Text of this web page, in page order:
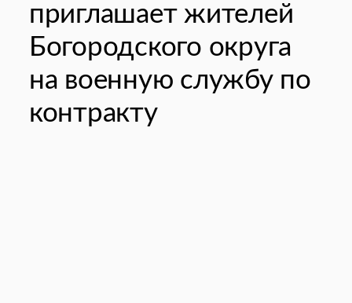
приглашает жителей
Богородского округа
на военную службу по
контракту